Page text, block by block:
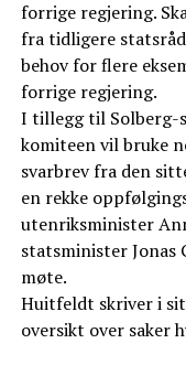
forrige regjering.
fra tidligere
behov for flere
forrige regjering.
I tillegg til Solberg-
komiteen vil bruke
svarbrev fra den
en rekke
utenriksminister
statsminister
møte.
Huitfeldt skriver i
oversikt over saker